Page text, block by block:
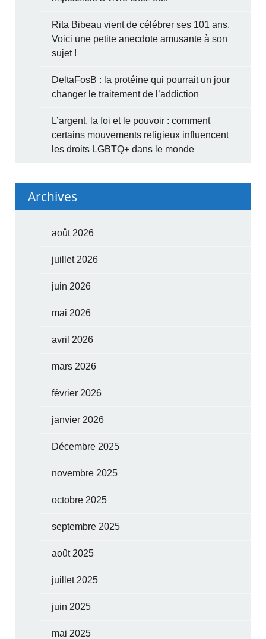
Rita Bibeau vient de célébrer ses 101 ans.
Voici une petite anecdote amusante à son
sujet !
DeltaFosB : la protéine qui pourrait un jour
changer le traitement de l’addiction
L’argent, la foi et le pouvoir : comment
certains mouvements religieux influencent
les droits LGBTQ+ dans le monde
Archives
août 2026
juillet 2026
juin 2026
mai 2026
avril 2026
mars 2026
février 2026
janvier 2026
Décembre 2025
novembre 2025
octobre 2025
septembre 2025
août 2025
juillet 2025
juin 2025
mai 2025